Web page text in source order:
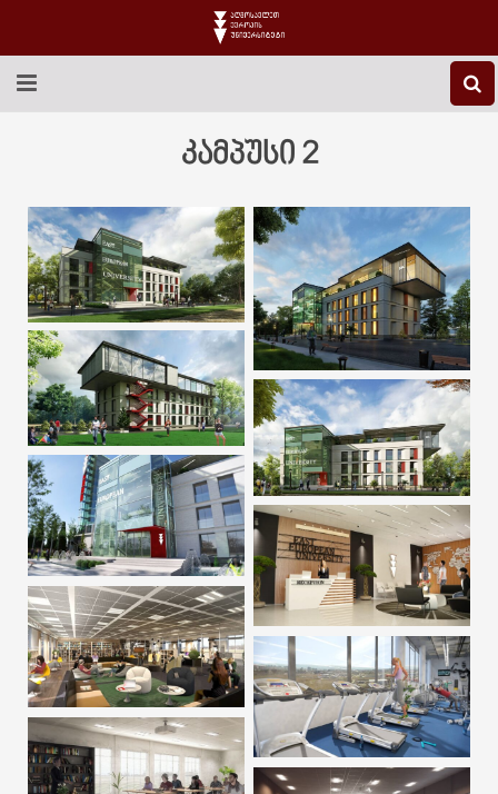
ᲙᲕᲚᲔᲕᲐ
ᲡᲐᲔᲠᲗᲐᲨᲝᲠᲘᲡᲝ
ᲑᲘᲑᲚᲘᲝᲗᲔᲙᲐ
ᲡᲢᲣᲓᲔᲜᲢᲣᲠᲘ ᲪᲮᲝᲕᲠᲔᲑᲐ
ᲙᲝᲜᲢᲐᲥᲢᲘ
კამპუსი 2